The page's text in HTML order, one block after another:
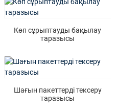
Көп сұрыптауды бақылау
таразысы
Шағын пакеттерді тексеру
таразысы